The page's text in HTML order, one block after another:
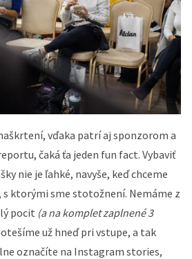
vďaka patrí aj sponzorom a
čaká ťa jeden fun fact. Vybaviť
nie je ľahké, navyše, keď chceme
ktorými sme stotožnení. Nemáme z
pocit (a na komplet zaplnené 3
už hneď pri vstupe, a tak
označíte na Instagram stories,